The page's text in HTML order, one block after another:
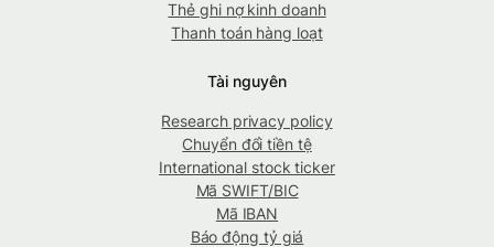
Thẻ ghi nợ kinh doanh
Thanh toán hàng loạt
Tài nguyên
Research privacy policy
Chuyển đổi tiền tệ
International stock ticker
Mã SWIFT/BIC
Mã IBAN
Báo động tỷ giá